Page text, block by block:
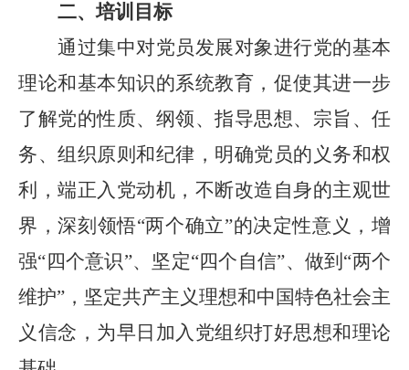
二、培训目标
通过集中对党员发展对象进行党的基本
理论和基本知识的系统教育，促使其进一步
了解党的性质、纲领、指导思想、宗旨、任
务、组织原则和纪律，明确党员的义务和权
利，端正入党动机，不断改造自身的主观世
界，深刻领悟“两个确立”的决定性意义，增
强“四个意识”、坚定“四个自信”、做到 “两个
维护” ，坚定共产主义理想和中国特色社会主
义信念，为早日加入党组织打好思想和理论